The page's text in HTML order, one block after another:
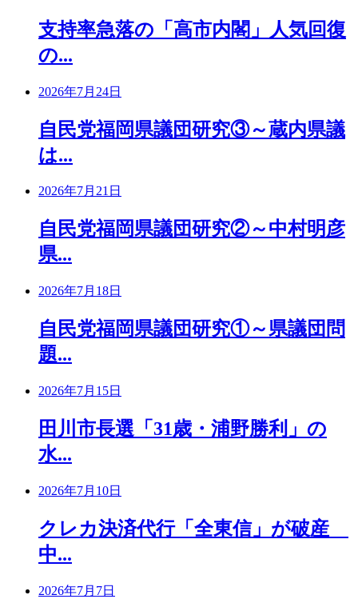
支持率急落の「高市内閣」人気回復
の...
2026年7月24日
自民党福岡県議団研究③～蔵内県議
は...
2026年7月21日
自民党福岡県議団研究②～中村明彦
県...
2026年7月18日
自民党福岡県議団研究①～県議団問
題...
2026年7月15日
田川市長選「31歳・浦野勝利」の
水...
2026年7月10日
クレカ決済代行「全東信」が破産
中...
2026年7月7日